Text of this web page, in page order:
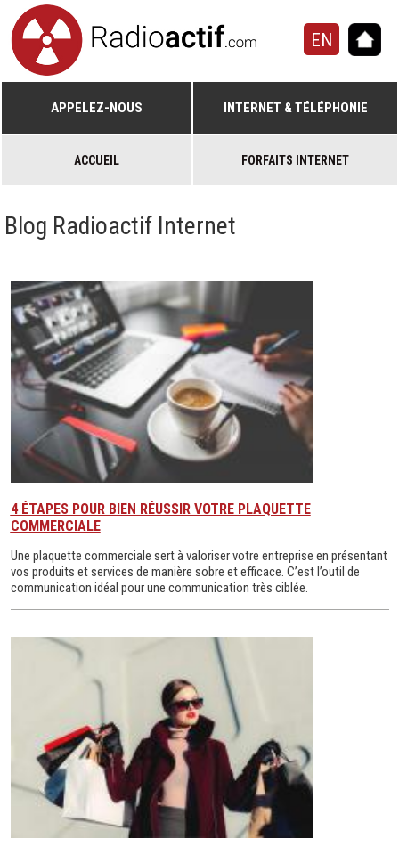
EN
APPELEZ-NOUS INTERNET & TÉLÉPHONIE
ACCUEIL FORFAITS INTERNET
Blog Radioactif Internet
4 ÉTAPES POUR BIEN RÉUSSIR VOTRE PLAQUETTE
COMMERCIALE
Une plaquette commerciale sert à valoriser votre entreprise en présentant
vos produits et services de manière sobre et efficace. C’est l’outil de
communication idéal pour une communication très ciblée.